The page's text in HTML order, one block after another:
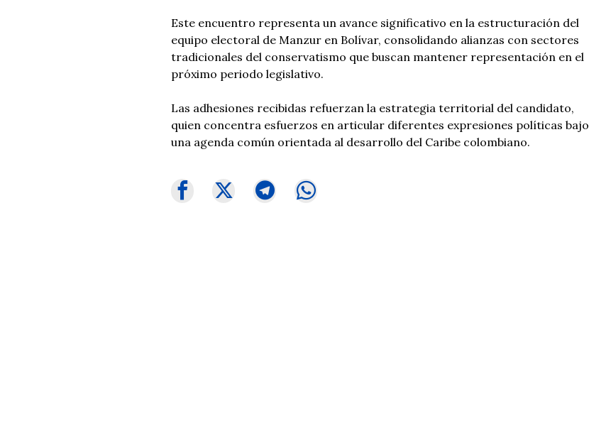
Este encuentro representa un avance significativo en la estructuración del
equipo electoral de Manzur en Bolívar, consolidando alianzas con sectores
tradicionales del conservatismo que buscan mantener representación en el
próximo periodo legislativo.
Las adhesiones recibidas refuerzan la estrategia territorial del candidato,
quien concentra esfuerzos en articular diferentes expresiones políticas bajo
una agenda común orientada al desarrollo del Caribe colombiano.